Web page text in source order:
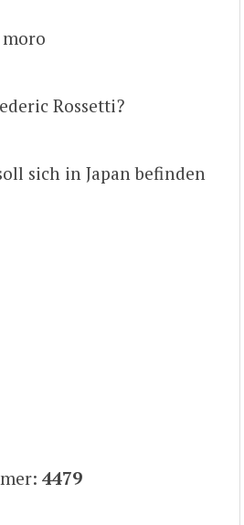
Rossetti?
sich in Japan befinden
4479